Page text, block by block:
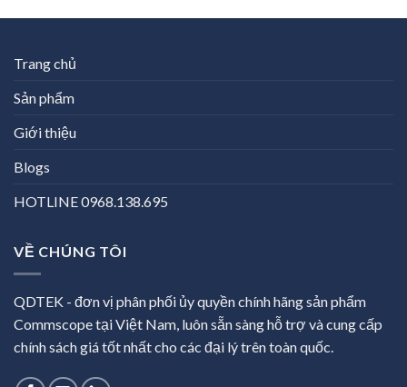
Trang chủ
Sản phẩm
Giới thiệu
Blogs
HOTLINE 0968.138.695
VỀ CHÚNG TÔI
QDTEK - đơn vị phân phối ủy quyền chính hãng sản phẩm
Commscope tại Việt Nam, luôn sẵn sàng hỗ trợ và cung cấp
chính sách giá tốt nhất cho các đại lý trên toàn quốc.